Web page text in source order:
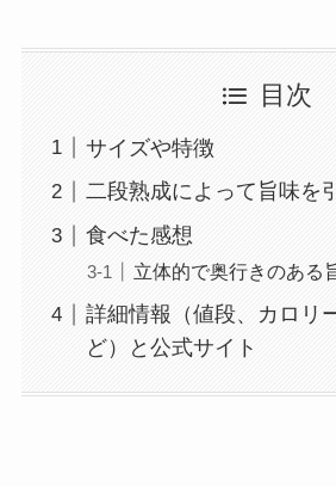
目次
サイズや特徴
二段熟成によって旨味を
食べた感想
立体的で奥行きのある
詳細情報（値段、カロリ
ど）と公式サイト